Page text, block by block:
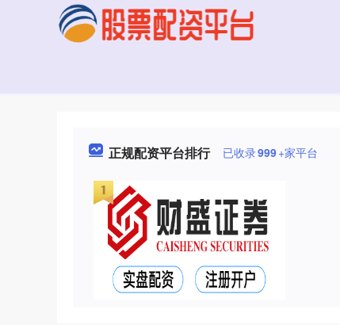
正规配资平台排行 已收录999+家平台